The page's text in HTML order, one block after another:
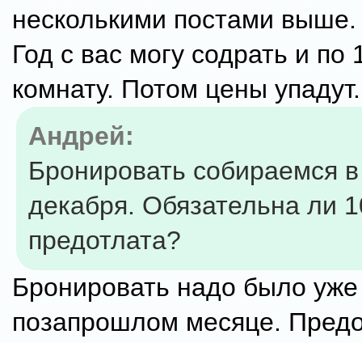
несколькими постами
Год с вас могу содрать и по
комнату. Потом цены упадут.
Андрей:
Бронировать собираемся
декабря. Обязательна ли
предотлата?
Бронировать надо было
позапрошлом месяце.